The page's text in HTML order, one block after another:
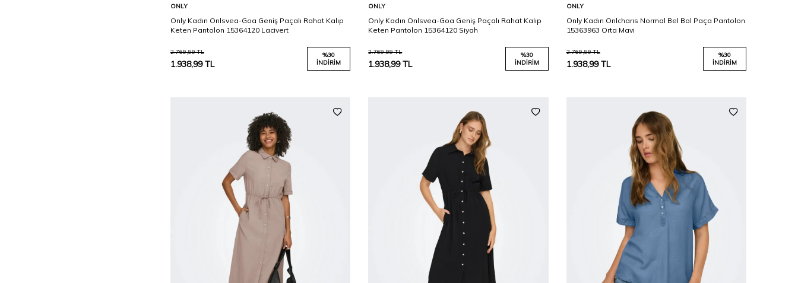
ONLY
Only Kadın Onlsvea-Goa Geniş Paçalı Rahat Kalıp
Keten Pantolon 15364120 Lacivert
2.769,99TL
1.938,99TL
%30
İNDIRIM
ONLY
Only Kadın Onlsvea-Goa Geniş Paçalı Rahat Kalıp
Keten Pantolon 15364120 Siyah
2.769,99TL
1.938,99TL
%30
İNDIRIM
ONLY
Only Kadın Onlcharıs Normal Bel Bol Paça Pantolon
15363963 Orta Mavi
2.769,99TL
1.938,99TL
%30
İNDIRIM